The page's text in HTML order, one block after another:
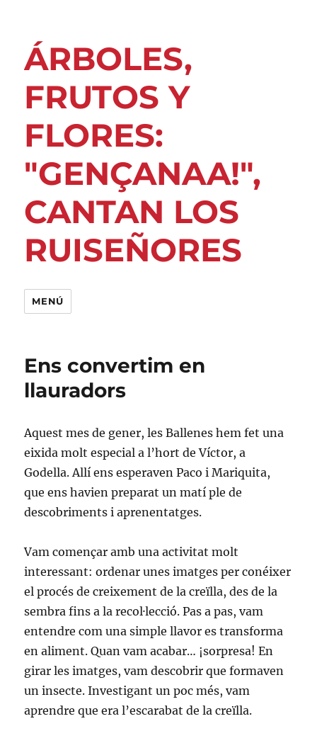
ÁRBOLES,
FRUTOS Y
FLORES:
"GENÇANAA!",
CANTAN LOS
RUISEÑORES
MENÚ
Ens convertim en
llauradors
Aquest mes de gener, les Ballenes hem fet una
eixida molt especial a l’hort de Víctor, a
Godella. Allí ens esperaven Paco i Mariquita,
que ens havien preparat un matí ple de
descobriments i aprenentatges.
Vam començar amb una activitat molt
interessant: ordenar unes imatges per conéixer
el procés de creixement de la creïlla, des de la
sembra fins a la recol·lecció. Pas a pas, vam
entendre com una simple llavor es transforma
en aliment. Quan vam acabar… ¡sorpresa! En
girar les imatges, vam descobrir que formaven
un insecte. Investigant un poc més, vam
aprendre que era l’escarabat de la creïlla.